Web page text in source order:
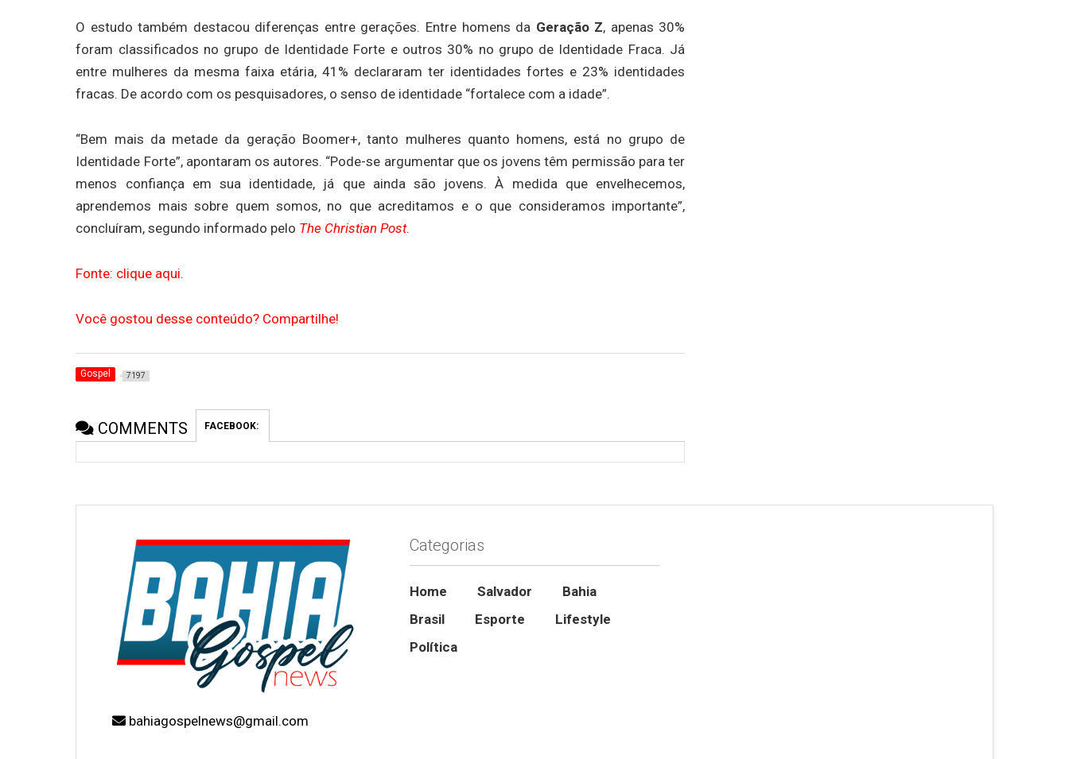
O estudo também destacou diferenças entre gerações. Entre homens da Geração Z, apenas 30%
foram classificados no grupo de Identidade Forte e outros 30% no grupo de Identidade Fraca. Já
entre mulheres da mesma faixa etária, 41% declararam ter identidades fortes e 23% identidades
fracas. De acordo com os pesquisadores, o senso de identidade “fortalece com a idade”.
“Bem mais da metade da geração Boomer+, tanto mulheres quanto homens, está no grupo de
Identidade Forte”, apontaram os autores. “Pode-se argumentar que os jovens têm permissão para ter
menos confiança em sua identidade, já que ainda são jovens. À medida que envelhecemos,
aprendemos mais sobre quem somos, no que acreditamos e o que consideramos importante”,
concluíram, segundo informado pelo The Christian Post.
Fonte: clique aqui.
Você gostou desse conteúdo? Compartilhe!
Gospel 7197
COMMENTS FACEBOOK:
bahiagospelnews@gmail.com
Categorias
Home Salvador
Bahia
Brasil
Esporte
Lifestyle
Política